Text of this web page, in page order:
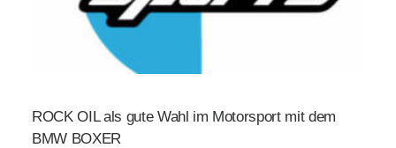
ROCK OIL als gute Wahl im Motorsport mit dem
BMW BOXER